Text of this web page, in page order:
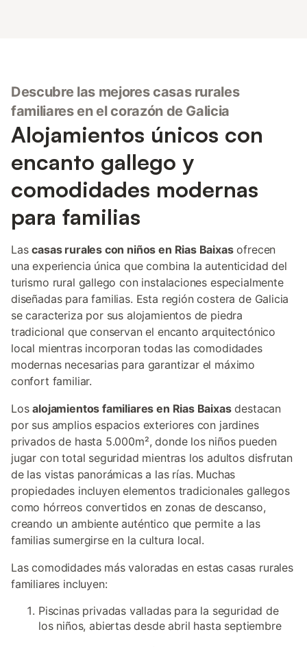
Descubre las mejores casas rurales
familiares en el corazón de Galicia
Alojamientos únicos con
encanto gallego y
comodidades modernas
para familias
Lascasas rurales con niños en Rias Baixasofrecen
una experiencia única que combina la autenticidad del
turismo rural gallego con instalaciones especialmente
diseñadas para familias. Esta región costera de Galicia
se caracteriza por sus alojamientos de piedra
tradicional que conservan el encanto arquitectónico
local mientras incorporan todas las comodidades
modernas necesarias para garantizar el máximo
confort familiar.
Losalojamientos familiares en Rias Baixasdestacan
por sus amplios espacios exteriores con jardines
privados de hasta 5.000m², donde los niños pueden
jugar con total seguridad mientras los adultos disfrutan
de las vistas panorámicas a las rías. Muchas
propiedades incluyen elementos tradicionales gallegos
como hórreos convertidos en zonas de descanso,
creando un ambiente auténtico que permite a las
familias sumergirse en la cultura local.
Las comodidades más valoradas en estas casas rurales
familiares incluyen:
Piscinas privadas valladas para la seguridad de
los niños, abiertas desde abril hasta septiembre